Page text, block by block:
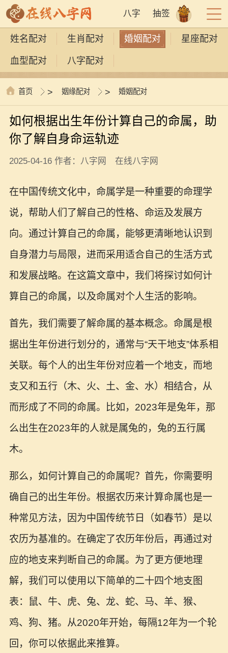
八字 抽签
姓名配对 生肖配对 婚姻配对 星座配对
血型配对 八字配对
首页 > 姻缘配对 > 婚姻配对
如何根据出生年份计算自己的命属，助
你了解自身命运轨迹
2025-04-16 作者：八字网 在线八字网
在中国传统文化中，命属学是一种重要的命理学
说，帮助人们了解自己的性格、命运及发展方
向。通过计算自己的命属，能够更清晰地认识到
自身潜力与局限，进而采用适合自己的生活方式
和发展战略。在这篇文章中，我们将探讨如何计
算自己的命属，以及命属对个人生活的影响。
首先，我们需要了解命属的基本概念。命属是根
据出生年份进行划分的，通常与“天干地支”体系相
关联。每个人的出生年份对应着一个地支，而地
支又和五行（木、火、土、金、水）相结合，从
而形成了不同的命属。比如，2023年是兔年，那
么出生在2023年的人就是属兔的，兔的五行属
木。
那么，如何计算自己的命属呢？首先，你需要明
确自己的出生年份。根据农历来计算命属也是一
种常见方法，因为中国传统节日（如春节）是以
农历为基准的。在确定了农历年份后，再通过对
应的地支来判断自己的命属。为了更方便地理
解，我们可以使用以下简单的二十四个地支图
表：鼠、牛、虎、兔、龙、蛇、马、羊、猴、
鸡、狗、猪。从2020年开始，每隔12年为一个轮
回，你可以依据此来推算。